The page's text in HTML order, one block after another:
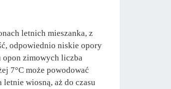
letnich mieszanka, z
odpowiednio niskie opory
opon zimowych liczba
7°C może powodować
wiosną, aż do czasu